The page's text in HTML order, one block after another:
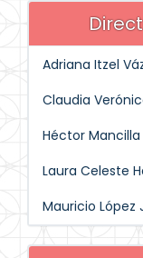
Adriana Itzel
Claudia
Héctor Mancilla
Laura Celeste
Mauricio López